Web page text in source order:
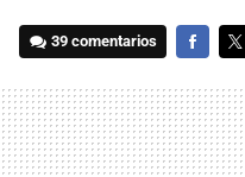
39 comentarios